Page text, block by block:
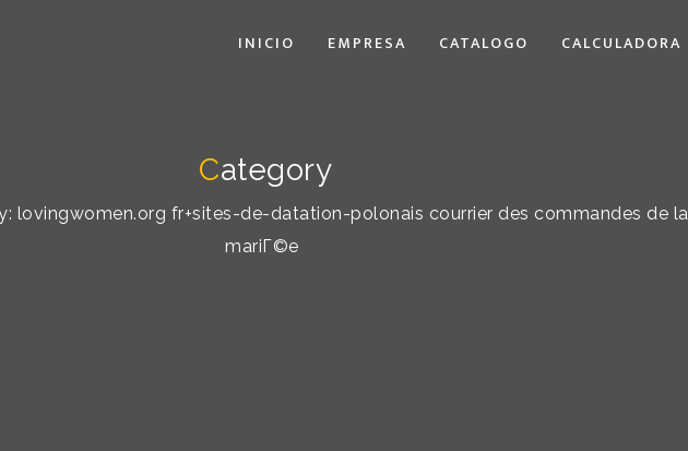
INICIO EMPRESA CATALOGO CALCULADORA
Category
lovingwomen.org fr+sites-de-datation-polonais courrier des commandes de la
mariГ©e